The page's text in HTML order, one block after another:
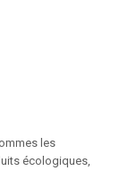
les
écologiques,